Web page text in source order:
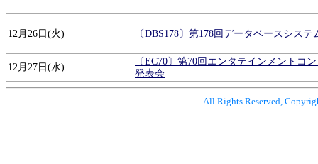
12月26日(火) 〔DBS178〕第178回データベースシス
12月27日(水)
〔EC70〕第70回エンタテインメントコ
発表会
All Rights Reserved,